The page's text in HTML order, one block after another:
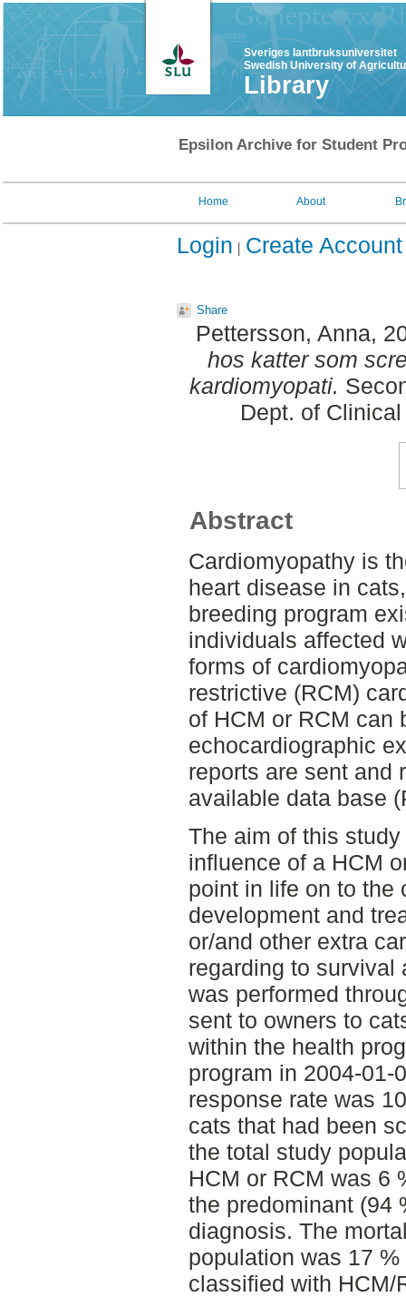
Sveriges lantbruksuniversitet
Swedish University of
Library
Epsilon Archive for Student
Home About
Login Create Account
Share
Pettersson, Anna,
hos katter som
kardiomyopati.
Dept. of
Abstract
Cardiomyopathy is
heart disease in
breeding program
individuals affected
forms of
restrictive (RCM)
of HCM or RCM can
echocardiographic
reports are sent and
available data base
The aim of this
influence of a HCM
point in life on to the
development and
or/and other extra
regarding to survival
was performed
sent to owners to
within the health
program in 2004-01-
response rate was
cats that had been
the total study
HCM or RCM was 6
the predominant (94
diagnosis. The
population was 17
classified with HCM/